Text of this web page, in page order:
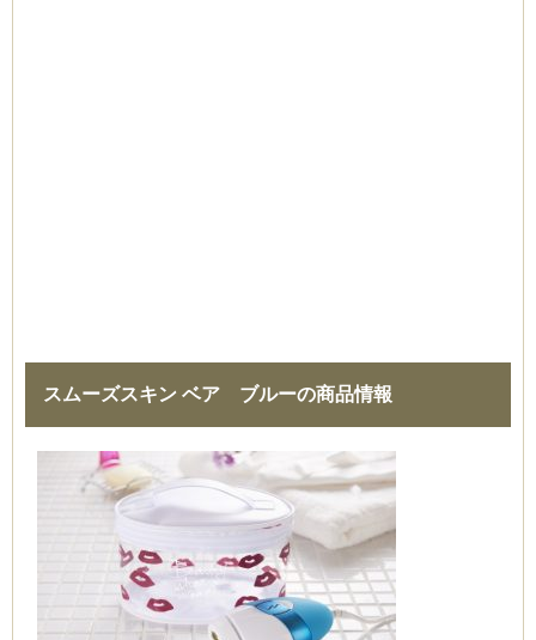
スムーズスキン ベア ブルーの商品情報